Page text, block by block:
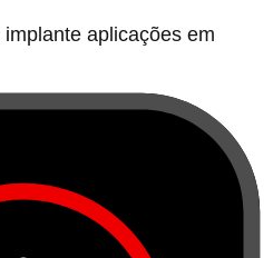
aplicações em